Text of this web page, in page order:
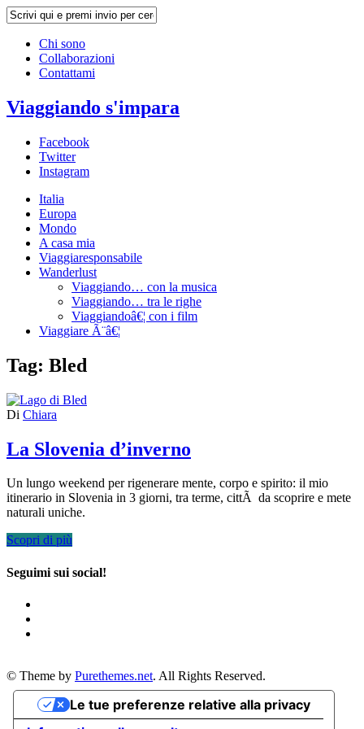
Chi sono
Collaborazioni
Contattami
Viaggiando s'impara
Facebook
Twitter
Instagram
Italia
Europa
Mondo
A casa mia
Viaggiaresponsabile
Wanderlust
Viaggiando… con la musica
Viaggiando… tra le righe
Viaggiandoâ€¦ con i film
Viaggiare Ã¨â€¦
Tag: Bled
Di Chiara
La Slovenia d’inverno
Un lungo weekend per rigenerare mente, corpo e spirito: il mio
itinerario in Slovenia in 3 giorni, tra terme, cittÃ da scoprire e mete
naturali uniche.
Scopri di più
Seguimi sui social!
© Theme by Purethemes.net. All Rights Reserved.
Le tue preferenze relative alla privacy